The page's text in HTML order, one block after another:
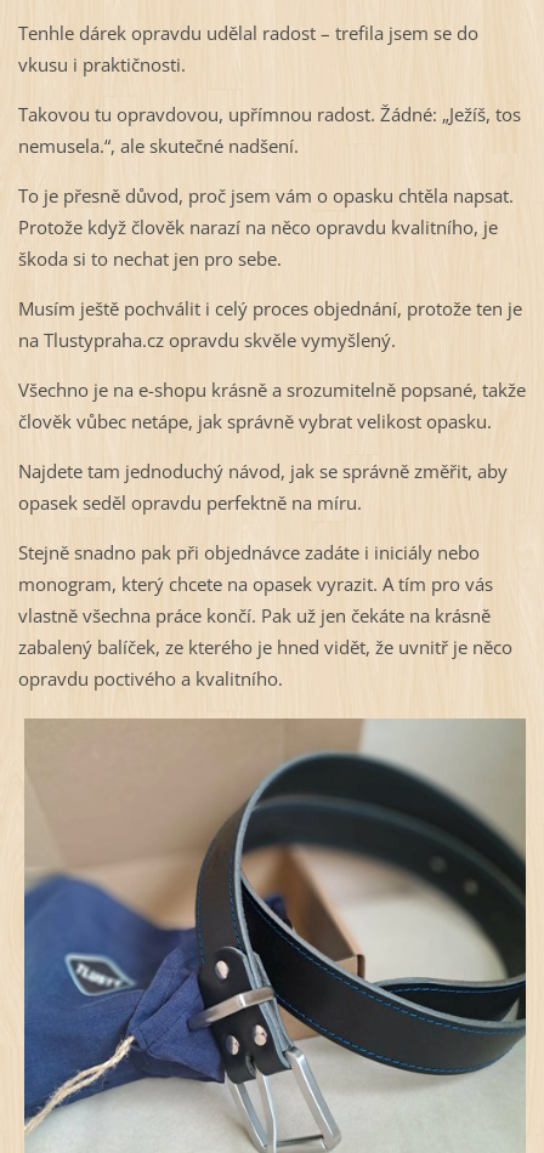
Tenhle dárek opravdu udělal radost – trefila jsem se do
vkusu i praktičnosti.
Takovou tu opravdovou, upřímnou radost. Žádné: „Ježíš, tos
nemusela.“, ale skutečné nadšení.
To je přesně důvod, proč jsem vám o opasku chtěla napsat.
Protože když člověk narazí na něco opravdu kvalitního, je
škoda si to nechat jen pro sebe.
Musím ještě pochválit i celý proces objednání, protože ten je
na Tlustypraha.cz opravdu skvěle vymyšlený.
Všechno je na e-shopu krásně a srozumitelně popsané, takže
člověk vůbec netápe, jak správně vybrat velikost opasku.
Najdete tam jednoduchý návod, jak se správně změřit, aby
opasek seděl opravdu perfektně na míru.
Stejně snadno pak při objednávce zadáte i iniciály nebo
monogram, který chcete na opasek vyrazit. A tím pro vás
vlastně všechna práce končí. Pak už jen čekáte na krásně
zabalený balíček, ze kterého je hned vidět, že uvnitř je něco
opravdu poctivého a kvalitního.